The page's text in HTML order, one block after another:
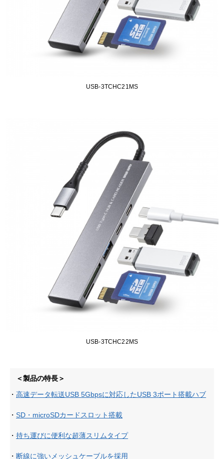
USB-3TCHC21MS
USB-3TCHC22MS
＜製品の特長＞
・高速データ転送USB 5Gbpsに対応したUSB 3ポート搭載ハブ
・SD・microSDカードスロット搭載
・持ち運びに便利な超薄スリムタイプ
・ 断線に強いメッシュケーブルを採用